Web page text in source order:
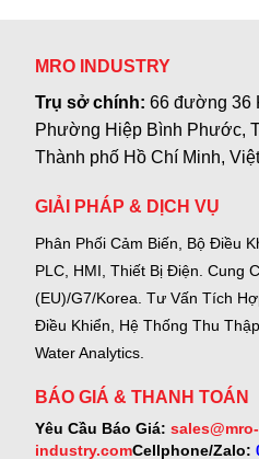
MRO INDUSTRY
Trụ sở chính:66 đường 36
Phường Hiệp Bình Phước,
Thành phố Hồ Chí Minh,
GIẢI PHÁP & DỊCH VỤ
Phân Phối Cảm Biến, Bộ Điều
PLC, HMI, Thiết Bị Điện. Cung
(EU)/G7/Korea. Tư Vấn Tích
Điều Khiển, Hệ Thống Thu
Water Analytics.
BÁO GIÁ & THANH TOÁN
Yêu Cầu Báo Giá: sales@mro-
industry.comCellphone/Zalo: